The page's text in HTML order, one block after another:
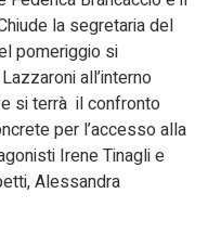
la segretaria del
pomeriggio si
all’interno
si terrà il confronto
per l’accesso alla
Irene Tinagli e
Alessandra